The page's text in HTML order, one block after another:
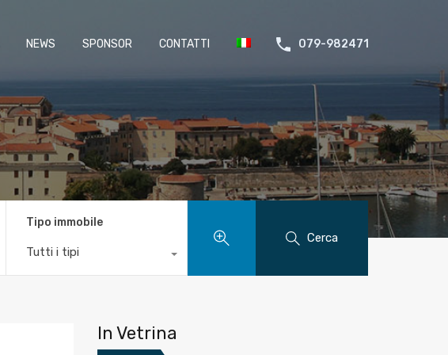
NEWS SPONSOR CONTATTI 079-982471
Tipo immobile
Tutti i tipi
Cerca
In Vetrina